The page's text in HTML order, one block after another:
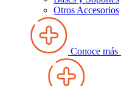
Otros Accesorios
Conoce más